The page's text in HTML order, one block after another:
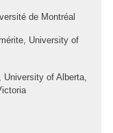
de Montréal
University of
University of Alberta,